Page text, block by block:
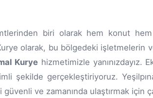
biri olarak hem konut
olarak, bu bölgedeki işletmelerin
Kurye hizmetimizle yanınızdayız.
şekilde gerçekleştiriyoruz.
ve zamanında ulaştırmak için